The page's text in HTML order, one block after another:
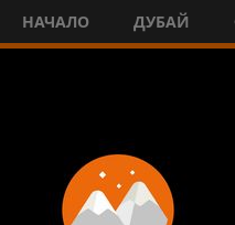
НАЧАЛО ДУБАЙ